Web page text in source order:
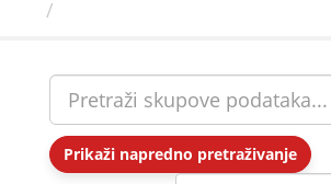
Prikaži napredno pretraživanje